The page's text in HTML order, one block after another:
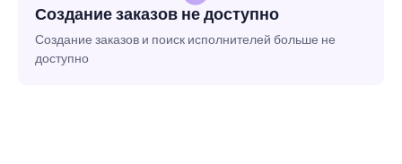
Создание заказов не доступно
Создание заказов и поиск исполнителей больше не
доступно